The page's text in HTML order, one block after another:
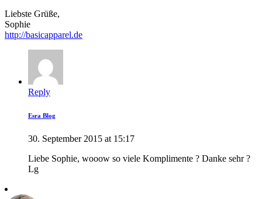
Liebste Grüße,
Sophie
http://basicapparel.de
Reply
Esra Blog
30. September 2015 at 15:17
Liebe Sophie, wooow so viele Komplimente ? Danke sehr ?
Lg